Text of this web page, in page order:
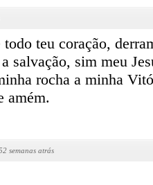
teu coração,
salvação, sim meu
rocha a minha
amém.
semanas atrás